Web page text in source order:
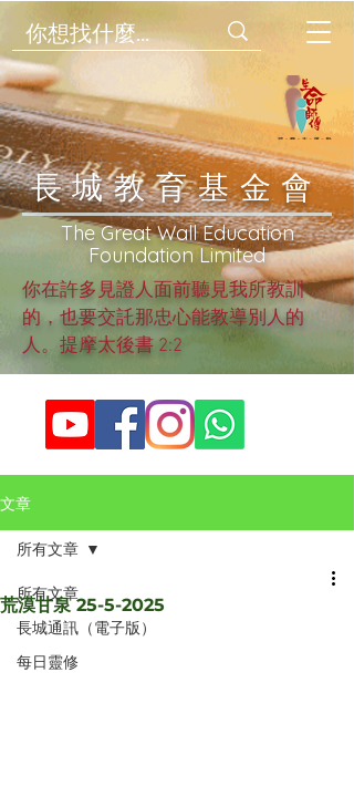
​長城教育基金會
​The Great Wall Education
Foundation Limited
你在許多見證人面前聽見我所教訓
的，也要交託那忠心能教導別人的
人。提摩太後書 2:2
文章
所有文章
長城通訊（電子版）
每日靈修
所有文章
荒漠甘泉 25-5-2025